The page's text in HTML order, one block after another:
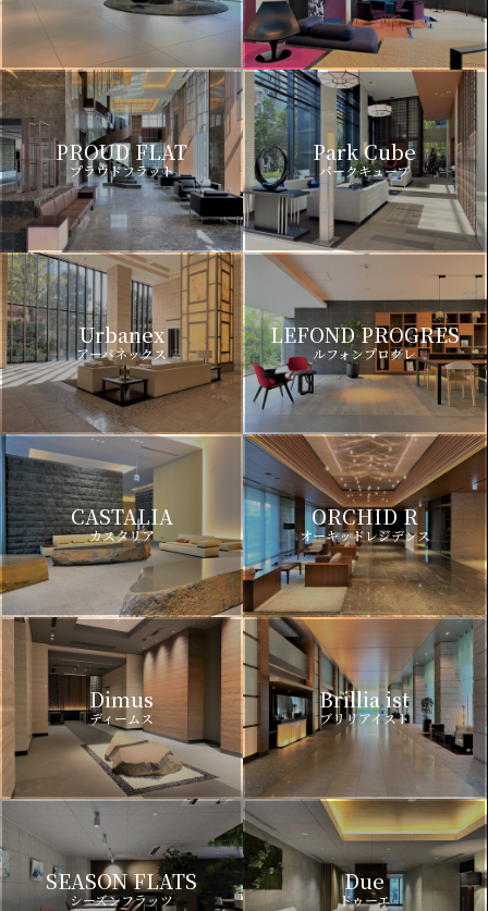
PROUD FLAT
プラウドフラット
Park Cube
パークキューブ
Urbanex
アーバネックス
LEFOND PROGRES
ルフォンプログレ
CASTALIA
カスタリア
ORCHID R
オーキッドレジデンス
Dimus
ディームス
Brillia ist
ブリリアイスト
SEASON FLATS
シーズンフラッツ
Due
ドゥーエ